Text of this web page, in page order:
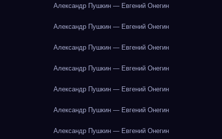
Александр Пушкин — Евгений Онегин
Александр Пушкин — Евгений Онегин
Александр Пушкин — Евгений Онегин
Александр Пушкин — Евгений Онегин
Александр Пушкин — Евгений Онегин
Александр Пушкин — Евгений Онегин
Александр Пушкин — Евгений Онегин